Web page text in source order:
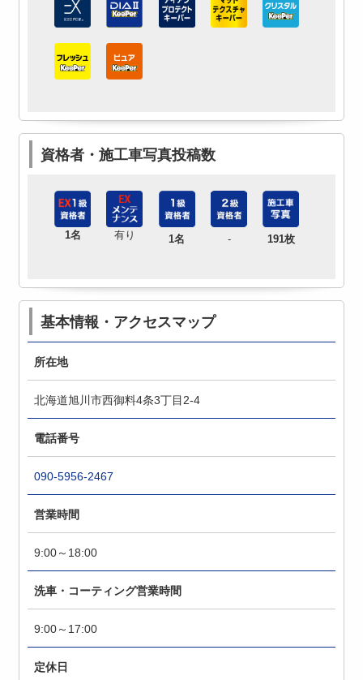
資格者・施工車写真投稿数
1名 有り 1名 - 191枚
基本情報・アクセスマップ
所在地
北海道旭川市西御料4条3丁目2-4
電話番号
090-5956-2467
営業時間
9:00～18:00
洗車・コーティング営業時間
9:00～17:00
定休日